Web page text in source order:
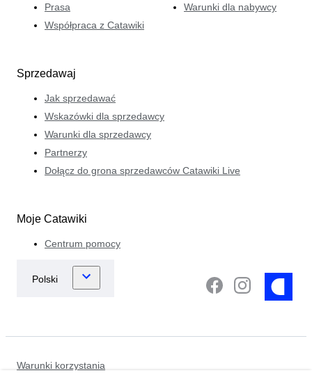
Prasa
Współpraca z Catawiki
Warunki dla nabywcy
Sprzedawaj
Jak sprzedawać
Wskazówki dla sprzedawcy
Warunki dla sprzedawcy
Partnerzy
Dołącz do grona sprzedawców Catawiki Live
Moje Catawiki
Centrum pomocy
Warunki korzystania